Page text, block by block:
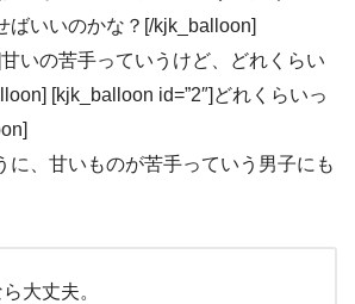
ばいいのかな？[/kjk_balloon]
いの苦手っていうけど、どれくらい
[kjk_balloon id=”2″]どれくらいっ
に、甘いものが苦手っていう男子にも
大丈夫。